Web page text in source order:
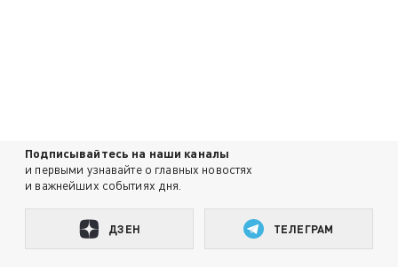
Подписывайтесь на наши каналы
и первыми узнавайте о главных новостях
и важнейших событиях дня.
ДЗЕН ТЕЛЕГРАМ